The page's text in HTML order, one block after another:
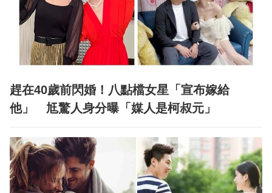
趕在40歲前閃婚！八點檔女星「宣布嫁給
他」 尪驚人身分曝「媒人是柯叔元」